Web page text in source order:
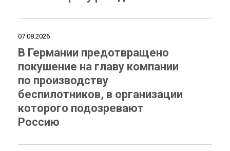
07.08.2026
В Германии предотвращено
покушение на главу компании
по производству
беспилотников, в организации
которого подозревают
Россию